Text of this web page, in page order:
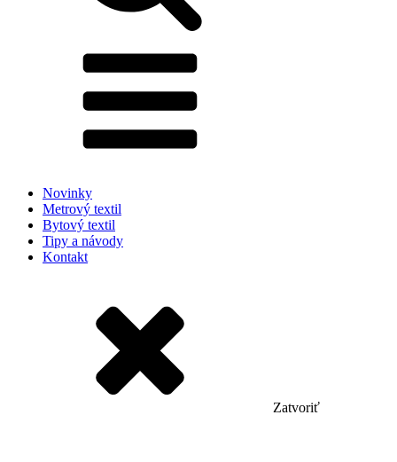
Novinky
Metrový textil
Bytový textil
Tipy a návody
Kontakt
Zatvoriť